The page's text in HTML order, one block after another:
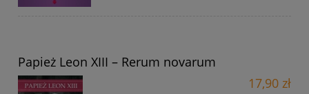
Papież Leon XIII – Rerum novarum
17,90 zł